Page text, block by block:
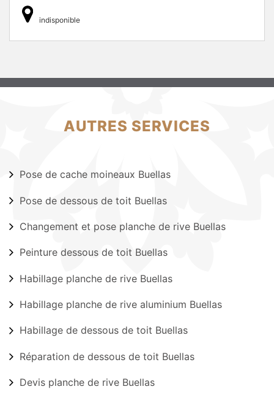
indisponible
AUTRES SERVICES
Pose de cache moineaux Buellas
Pose de dessous de toit Buellas
Changement et pose planche de rive Buellas
Peinture dessous de toit Buellas
Habillage planche de rive Buellas
Habillage planche de rive aluminium Buellas
Habillage de dessous de toit Buellas
Réparation de dessous de toit Buellas
Devis planche de rive Buellas